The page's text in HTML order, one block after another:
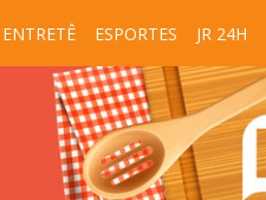
ENTRETÊ ESPORTES JR 24H